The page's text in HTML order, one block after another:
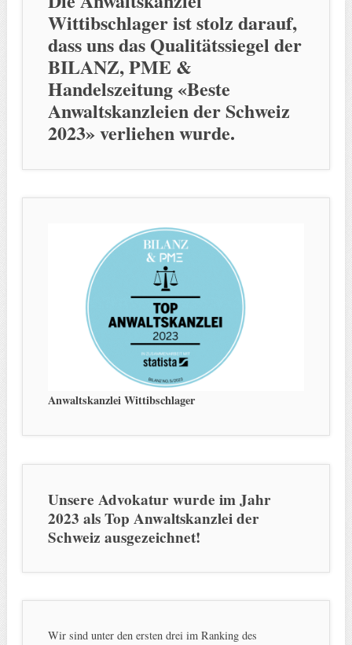
Wittibschlager ist stolz darauf,
dass uns das Qualitätssiegel der
BILANZ, PME &
Handelszeitung «Beste
Anwaltskanzleien der Schweiz
2023» verliehen wurde.
Anwaltskanzlei Wittibschlager
Unsere Advokatur wurde im Jahr
2023 als Top Anwaltskanzlei der
Schweiz ausgezeichnet!
Wir sind unter den ersten drei im Ranking des